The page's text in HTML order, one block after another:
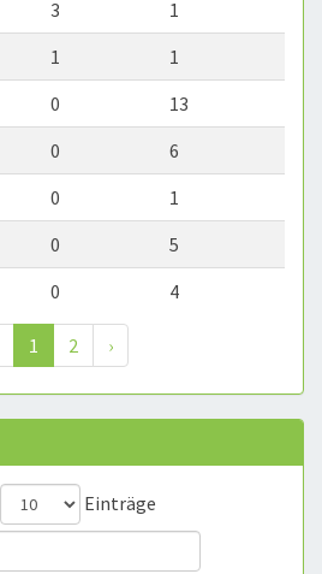
3
1
1
1
0
13
0
6
0
1
0
5
0 4
1 2 ›
Einträge